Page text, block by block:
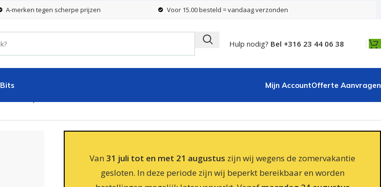
A-merken tegen scherpe prijzen Voor 15.00 besteld = vandaag verzonden
Hulp nodig? Bel +316 23 44 06 38
Bits Mijn AccountOfferte Aanvragen
Van 31 juli tot en met 21 augustus zijn wij wegens de zomervakantie
gesloten. In deze periode zijn wij beperkt bereikbaar en worden